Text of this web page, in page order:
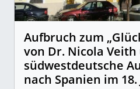
Aufbruch zum
von Dr. Nicola
südwestdeutsche
nach Spanien im